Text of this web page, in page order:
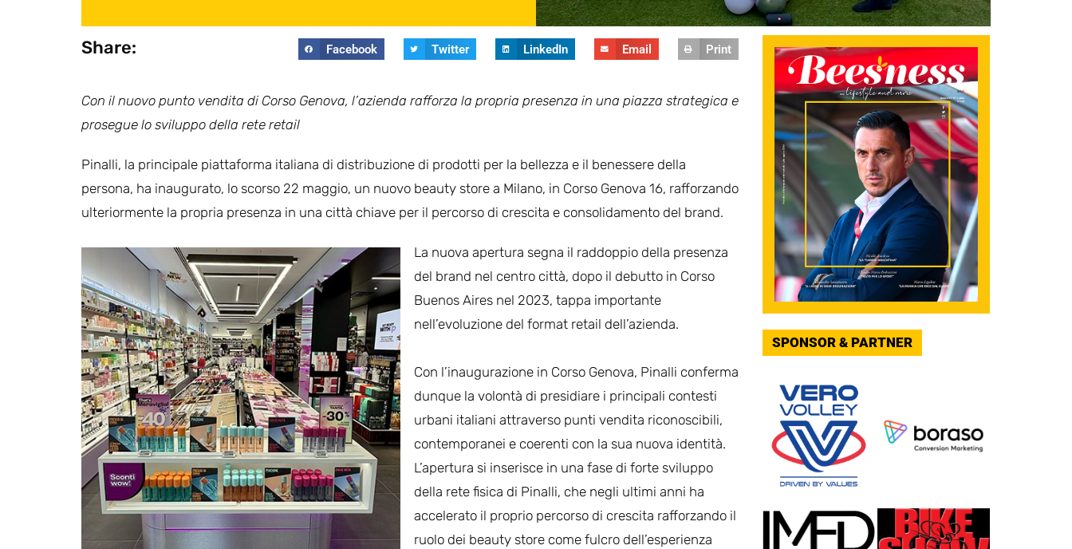
Share: Facebook Twitter LinkedIn Email Print
Con il nuovo punto vendita di Corso Genova, l’azienda rafforza la propria presenza in una piazza strategica e
prosegue lo sviluppo della rete retail
Pinalli, la principale piattaforma italiana di distribuzione di prodotti per la bellezza e il benessere della
persona, ha inaugurato, lo scorso 22 maggio, un nuovo beauty store a Milano, in Corso Genova 16, rafforzando
ulteriormente la propria presenza in una città chiave per il percorso di crescita e consolidamento del brand.
La nuova apertura segna il raddoppio della presenza
del brand nel centro città, dopo il debutto in Corso
Buenos Aires nel 2023, tappa importante
nell’evoluzione del format retail dell’azienda.
Con l’inaugurazione in Corso Genova, Pinalli conferma
dunque la volontà di presidiare i principali contesti
urbani italiani attraverso punti vendita riconoscibili,
contemporanei e coerenti con la sua nuova identità.
L’apertura si inserisce in una fase di forte sviluppo
della rete fisica di Pinalli, che negli ultimi anni ha
accelerato il proprio percorso di crescita rafforzando il
ruolo dei beauty store come fulcro dell’esperienza
SPONSOR & PARTNER